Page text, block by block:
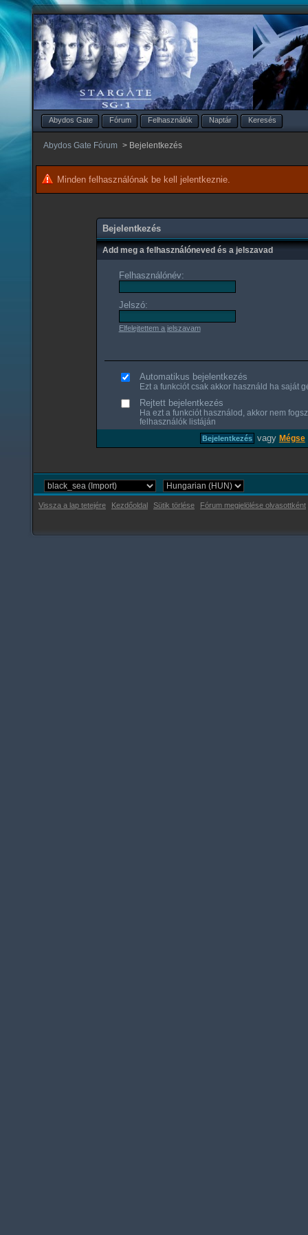
Abydos Gate Fórum Felhasználók Naptár Keresés
Abydos Gate Fórum > Bejelentkezés
Minden felhasználónak be kell jelentkeznie.
Bejelentkezés
Add meg a felhasználóneved és a jelszavad
Felhasználónév:
Jelszó:
Elfelejtettem a jelszavam
Automatikus bejelentkezés
Ezt a funkciót csak akkor használd ha saját
Rejtett bejelentkezés
Ha ezt a funkciót használod, akkor nem
felhasználók listáján
vagy Mégse
Vissza a lap tetejére Kezdőoldal Sütik törlése Fórum megjelölése olvasottként